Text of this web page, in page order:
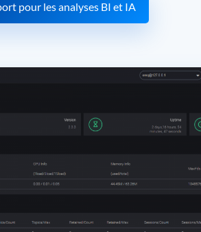
pour les analyses BI et IA